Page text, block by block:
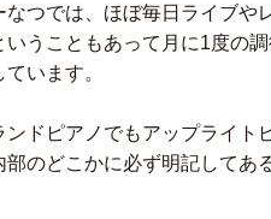
なつでは、ほぼ毎日ライブや
いうこともあって月に1度の
います。
ンドピアノでもアップライト
部のどこかに必ず明記してあ